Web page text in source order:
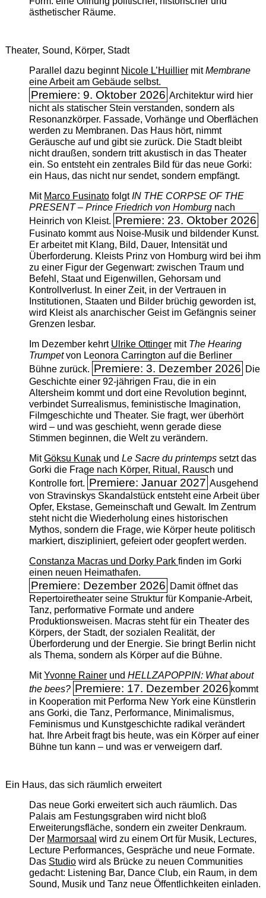
ästhetischer Räume.
Theater, Sound, Körper, Stadt
Parallel dazu beginnt Nicole L’Huilliermit ­Membrane
eine Arbeit am Gebäude selbst.
Premiere: 9. Oktober 2026 Architektur wird hier
nicht als statischer Stein verstanden, sondern als
Resonanzkörper. Fassade, Vorhänge und Oberflächen
werden zu Membranen. Das Haus hört, nimmt
Geräusche auf und gibt sie zurück. Die Stadt bleibt
nicht draußen, sondern tritt akustisch in das Theater
ein. So entsteht ein zentrales Bild für das neue Gorki:
ein Haus, das nicht nur sendet, sondern empfängt.
Mit Marco FusinatofolgtIN THE CORPSE OF THE
PRESENT – Prince Friedrich von Homburgnach
Heinrich von Kleist. Premiere: 23. Oktober 2026
Fusinato kommt aus Noise-Musik und bildender Kunst.
Er arbeitet mit Klang, Bild, Dauer, Intensität und
Überforderung. Kleists Prinz von Homburg wird bei ihm
zu einer Figur der Gegenwart: zwischen Traum und
Befehl, Staat und Eigenwillen, Gehorsam und
Kontrollverlust. In einer Zeit, in der Vertrauen in
Institutionen, Staaten und Bilder brüchig geworden ist,
wird Kleist als anarchischer Geist im Gefängnis seiner
Grenzen lesbar.
Im Dezember kehrt Ulrike Ottingermit The ­Hearing
Trumpetvon Leonora Carrington auf die Berliner
Bühne zurück. Premiere: 3. Dezember 2026 Die
Geschichte einer 92-jährigen Frau, die in ein
Altersheim kommt und dort eine Revolution beginnt,
verbindet Surrealismus, feministische Imagination,
Filmgeschichte und Theater. Sie fragt, wer überhört
wird – und was geschieht, wenn gerade diese
Stimmen beginnen, die Welt zu verändern.
MitGöksu Kunakund Le Sacre du printempssetzt das
Gorki die Frage nach Körper, Ritual, Rausch und
Kontrolle fort. Premiere: Januar 2027 Ausgehend
von Stravinskys Skandalstück entsteht eine Arbeit über
Opfer, Ekstase, Gemeinschaft und Gewalt. Im Zentrum
steht nicht die Wiederholung eines historischen
Mythos, sondern die Frage, wie Körper heute politisch
markiert, diszipliniert, gefeiert oder geopfert werden.
Constanza Macras und Dorky Park finden im Gorki
einen neuen Heimathafen.
Premiere: Dezember 2026 Damit öffnet das
Repertoiretheater seine Struktur für Kompanie-Arbeit,
Tanz, performative Formate und andere
Produktionsweisen. Macras steht für ein Theater des
Körpers, der Stadt, der sozialen Realität, der
Überforderung und der Energie. Sie bringt Berlin nicht
als Thema, sondern als Körper auf die Bühne.
MitYvonne Rainerund HELLZAPOPPIN: What about
the bees? Premiere: 17. Dezember 2026 kommt
in Kooperation mit Performa New York eine Künstlerin
ans Gorki, die Tanz, Performance, Minimalismus,
Feminismus und Kunstgeschichte radikal verändert
hat. Ihre Arbeit fragt bis heute, was ein Körper auf einer
Bühne tun kann – und was er verweigern darf.
Ein Haus, das sich räumlich erweitert
Das neue Gorki erweitert sich auch räumlich. Das
Palais am Festungsgraben wird nicht bloß
Erweiterungsfläche, sondern ein zweiter Denkraum.
Der Marmorsaal wird zu einem Ort für Musik, Lectures,
Lecture Performances, Gespräche und neue Formate.
Das Studiowird als Brücke zu neuen Communities
gedacht: Listening Bar, Dance Club, ein Raum, in dem
Sound, Musik und Tanz neue Öffentlichkeiten einladen.